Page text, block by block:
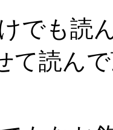
でも読
て読ん